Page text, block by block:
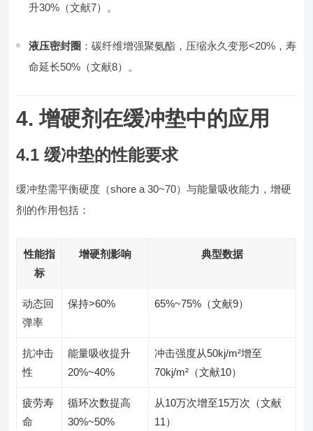
升30%（文献7）。
液压密封圈 ：碳纤维增强聚氨酯，压缩永久变形<20%，寿
命延长50%（文献8）。
4. 增硬剂在缓冲垫中的应用
4.1 缓冲垫的性能要求
缓冲垫需平衡硬度（shore a 30~70）与能量吸收能力，增硬
剂的作用包括：
性能指
标
增硬剂影响 典型数据
动态回
弹率
保持>60% 65%~75%（文献9）
抗冲击
性
能量吸收提升
20%~40%
冲击强度从50kj/m²增至
70kj/m²（文献10）
疲劳寿
命
循环次数提高
30%~50%
从10万次增至15万次（文献
11）